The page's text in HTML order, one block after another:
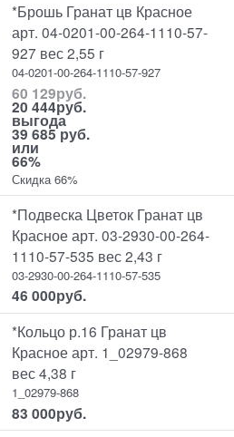
*Брошь Гранат цв Красное
арт. 04-0201-00-264-1110-57-
927 вес 2,55 г
04-0201-00-264-1110-57-927
60 129руб.
20 444руб.
выгода
39 685 руб.
или
66%
Скидка 66%
*Подвеска Цветок Гранат цв
Красное арт. 03-2930-00-264-
1110-57-535 вес 2,43 г
03-2930-00-264-1110-57-535
46 000руб.
*Кольцо р.16 Гранат цв
Красное арт. 1_02979-868
вес 4,38 г
1_02979-868
83 000руб.